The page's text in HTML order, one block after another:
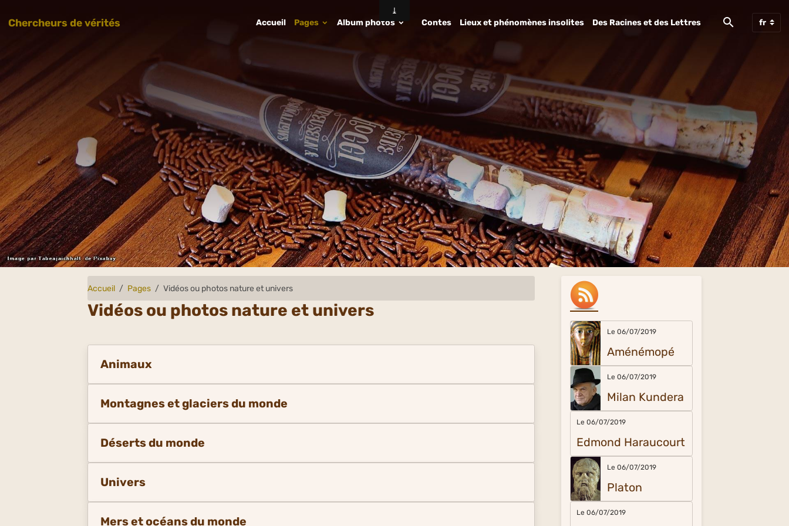
Chercheurs de vérités Accueil Pages Album photos Contes Lieux et phénomènes insolites Des Racines et des Lettres
Accueil Pages Vidéos ou photos nature et univers
Vidéos ou photos nature et univers
Animaux
Montagnes et glaciers du monde
Déserts du monde
Univers
Mers et océans du monde
Le 06/07/2019
Aménémopé
Le 06/07/2019
Milan Kundera
Le 06/07/2019
Edmond Haraucourt
Le 06/07/2019
Platon
Le 06/07/2019